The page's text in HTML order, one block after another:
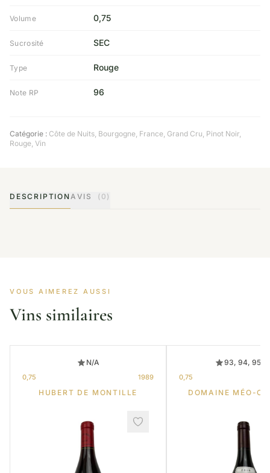
Volume 0,75
Sucrosité SEC
Type Rouge
Note RP 96
Catégorie : Côte de Nuits, Bourgogne, France, Grand Cru, Pinot Noir,
Rouge, Vin
DESCRIPTION AVIS (0)
VOUS AIMEREZ AUSSI
Vins similaires
N/A
0,75 1989
HUBERT DE MONTILLE
93, 94, 95,
0,75
DOMAINE MÉO-